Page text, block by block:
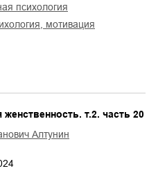
психология
мотивация
женственность. т.2. часть 20
Алтунин